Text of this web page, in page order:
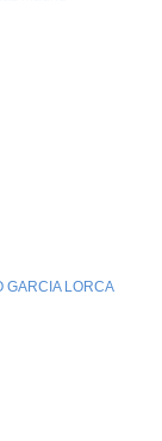
GARCIA LORCA-